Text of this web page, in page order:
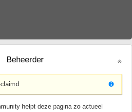
Beheerder
helpt deze pagina zo actueel